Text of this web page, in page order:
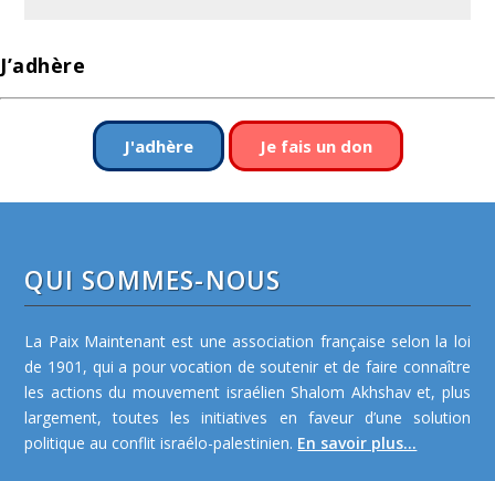
J’adhère
J'adhère Je fais un don
QUI SOMMES-NOUS
La Paix Maintenant est une association française selon la loi
de 1901, qui a pour vocation de soutenir et de faire connaître
les actions du mouvement israélien Shalom Akhshav et, plus
largement, toutes les initiatives en faveur d’une solution
politique au conflit israélo-palestinien. En savoir plus...